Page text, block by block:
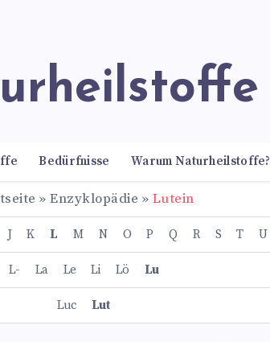
Bedürfnisse Warum Naturheilstoffe?
» Enzyklopädie » Lutein
J K L M N O P Q R S T U
L- La Le Li Lö Lu
Luc Lut